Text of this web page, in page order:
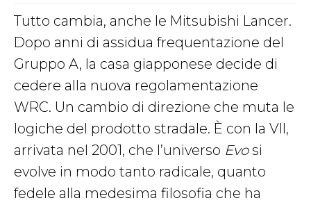
Tutto cambia, anche le Mitsubishi Lancer.
Dopo anni di assidua frequentazione del
Gruppo A, la casa giapponese decide di
cedere alla nuova regolamentazione
WRC. Un cambio di direzione che muta le
logiche del prodotto stradale. È con la VII,
arrivata nel 2001, che l’universo Evosi
evolve in modo tanto radicale, quanto
fedele alla medesima filosofia che ha